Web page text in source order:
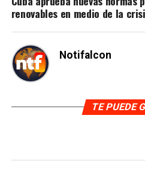
renovables en medio de la
Notifalcon
TE PUEDE